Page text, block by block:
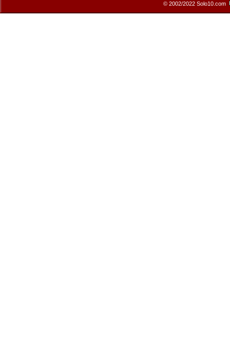
© 2002/2022 Solo10.com